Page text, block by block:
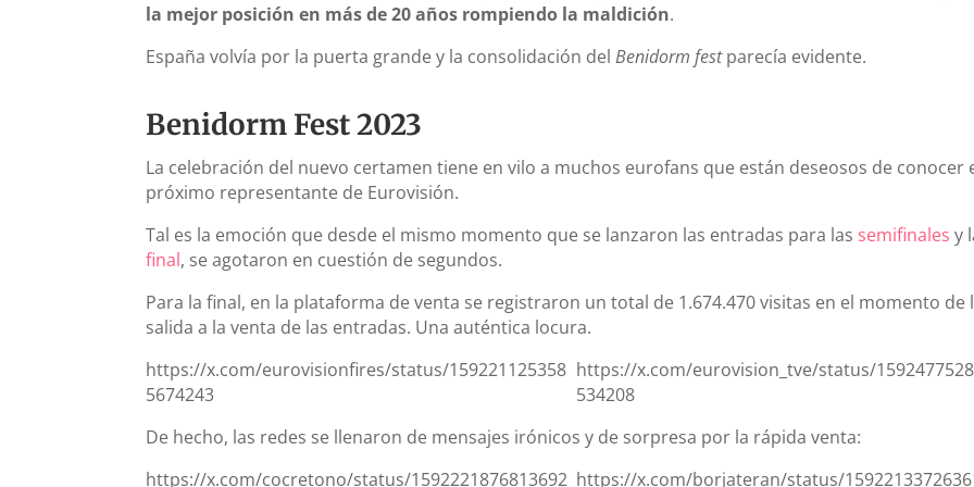
la mejor posición en más de 20 años rompiendo la maldición.
España volvía por la puerta grande y la consolidación delBenidorm festparecía evidente.
Benidorm Fest 2023
La celebración del nuevo certamen tiene en vilo a muchos eurofans que están deseosos de conocer
próximo representante de Eurovisión.
Tal es la emoción que desde el mismo momento que se lanzaron las entradas para las semifinales y
final, se agotaron en cuestión de segundos.
Para la final, en la plataforma de venta se registraron un total de 1.674.470 visitas en el momento de
salida a la venta de las entradas. Una auténtica locura.
https://x.com/eurovisionfires/status/159221125358
5674243
https://x.com/eurovision_tve/status/
534208
De hecho, las redes se llenaron de mensajes irónicos y de sorpresa por la rápida venta:
https://x.com/cocretono/status/1592221876813692 https://x.com/borjateran/status/